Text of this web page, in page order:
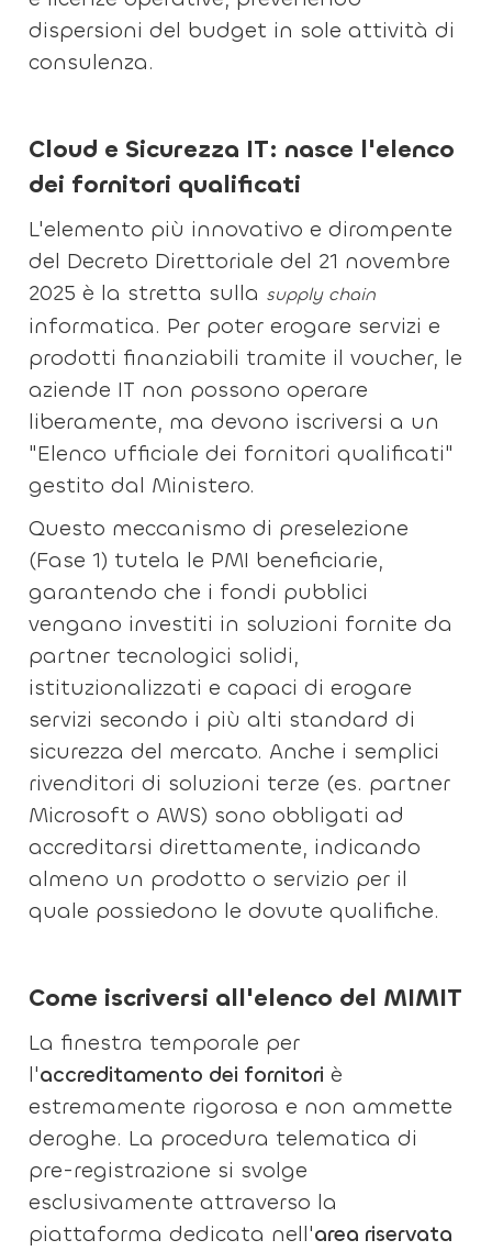
dispersioni del budget in sole attività di
consulenza.
Cloud e Sicurezza IT: nasce l'elenco
dei fornitori qualificati
L'elemento più innovativo e dirompente
del Decreto Direttoriale del 21 novembre
2025 è la stretta sulla supply chain
informatica. Per poter erogare servizi e
prodotti finanziabili tramite il voucher, le
aziende IT non possono operare
liberamente, ma devono iscriversi a un
"Elenco ufficiale dei fornitori qualificati"
gestito dal Ministero.
Questo meccanismo di preselezione
(Fase 1) tutela le PMI beneficiarie,
garantendo che i fondi pubblici
vengano investiti in soluzioni fornite da
partner tecnologici solidi,
istituzionalizzati e capaci di erogare
servizi secondo i più alti standard di
sicurezza del mercato. Anche i semplici
rivenditori di soluzioni terze (es. partner
Microsoft o AWS) sono obbligati ad
accreditarsi direttamente, indicando
almeno un prodotto o servizio per il
quale possiedono le dovute qualifiche.
Come iscriversi all'elenco del MIMIT
La finestra temporale per
l'accreditamento dei fornitori è
estremamente rigorosa e non ammette
deroghe. La procedura telematica di
pre-registrazione si svolge
esclusivamente attraverso la
piattaforma dedicata nell'area riservata